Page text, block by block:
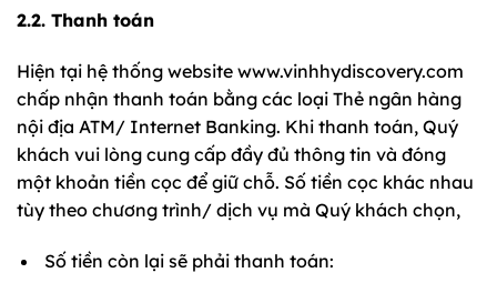
2.2. Thanh toán
Hiện tại hệ thống website www.vinhhydiscovery.com
chấp nhận thanh toán bằng các loại Thẻ ngân hàng
nội địa ATM/ Internet Banking. Khi thanh toán, Quý
khách vui lòng cung cấp đầy đủ thông tin và đóng
một khoản tiền cọc để giữ chỗ. Số tiền cọc khác nhau
tùy theo chương trình/ dịch vụ mà Quý khách chọn,
Số tiền còn lại sẽ phải thanh toán: